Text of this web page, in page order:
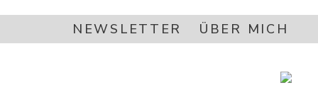
NEWSLETTER ÜBER MICH